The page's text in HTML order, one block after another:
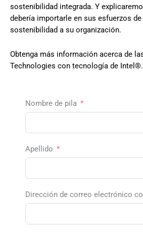
sostenibilidad integrada. Y
debería importarle en sus esfuerzos
sostenibilidad a su organización.
Obtenga más información acerca de
Technologies con tecnología de Intel®.
Nombre de pila
Apellido
Dirección de correo electrónico